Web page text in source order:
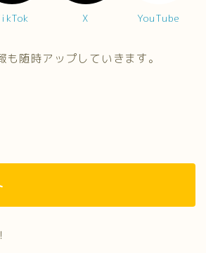
X YouTube
随時アップしていきます。